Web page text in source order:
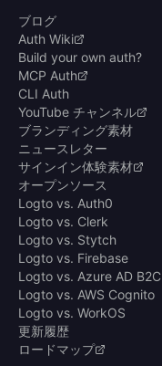
ブログ
Auth Wiki
Build your own auth?
MCP Auth
CLI Auth
YouTube チャンネル
ブランディング素材
ニュースレター
サインイン体験素材
オープンソース
Logto vs. Auth0
Logto vs. Clerk
Logto vs. Stytch
Logto vs. Firebase
Logto vs. Azure AD B2C
Logto vs. AWS Cognito
Logto vs. WorkOS
更新履歴
ロードマップ